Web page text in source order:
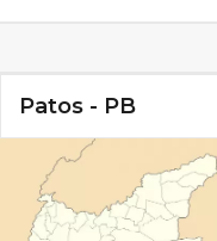
Patos - PB